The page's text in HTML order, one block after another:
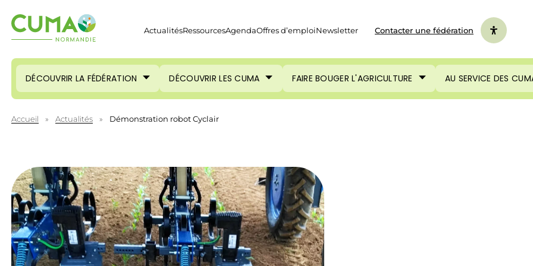
ActualitésRessourcesAgendaOffres d’emploiNewsletter Contacter une fédération
DÉCOUVRIR LA FÉDÉRATION DÉCOUVRIR LES CUMA FAIRE BOUGER L'AGRICULTURE AU SERVICE DES
Accueil » Actualités » Démonstration robot Cyclair